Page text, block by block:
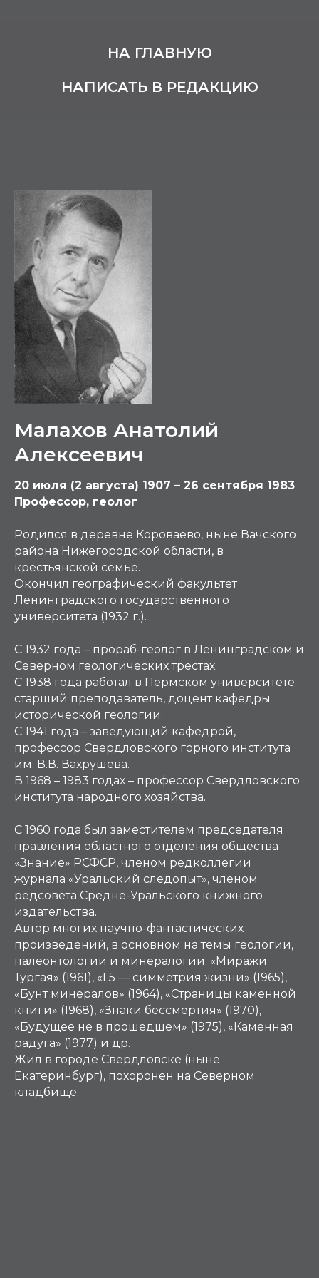
НА ГЛАВНУЮ
НАПИСАТЬ В РЕДАКЦИЮ
Малахов Анатолий
Алексеевич
20 июля (2 августа) 1907 – 26 сентября 1983
Профессор, геолог
Родился в деревне Короваево, ныне Вачского
района Нижегородской области, в
крестьянской семье.
Окончил географический факультет
Ленинградского государственного
университета (1932 г.).
С 1932 года – прораб-геолог в Ленинградском и
Северном геологических трестах.
С 1938 года работал в Пермском университете:
старший преподаватель, доцент кафедры
исторической геологии.
С 1941 года – заведующий кафедрой,
профессор Свердловского горного института
им. В.В. Вахрушева.
В 1968 – 1983 годах – профессор Свердловского
института народного хозяйства.
С 1960 года был заместителем председателя
правления областного отделения общества
«Знание» РСФСР, членом редколлегии
журнала «Уральский следопыт», членом
редсовета Средне-Уральского книжного
издательства.
Автор многих научно-фантастических
произведений, в основном на темы геологии,
палеонтологии и минералогии: «Миражи
Тургая» (1961), «L5 — симметрия жизни» (1965),
«Бунт минералов» (1964), «Страницы каменной
книги» (1968), «Знаки бессмертия» (1970),
«Будущее не в прошедшем» (1975), «Каменная
радуга» (1977) и др.
Жил в городе Свердловске (ныне
Екатеринбург), похоронен на Северном
кладбище.